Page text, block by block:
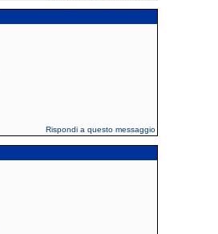
Rispondi a questo messaggio